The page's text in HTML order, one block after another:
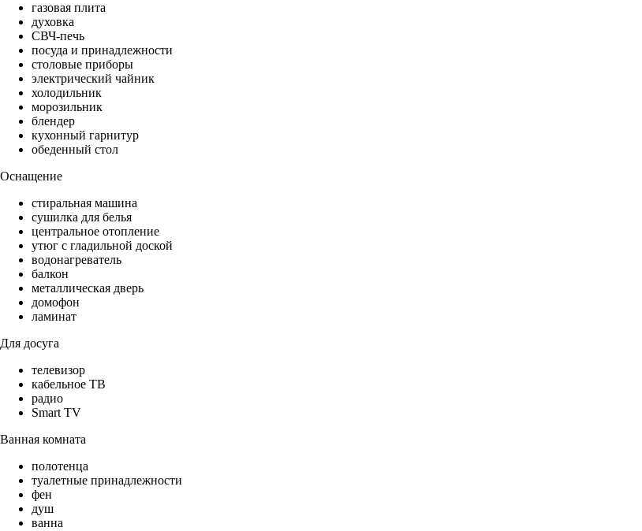
газовая плита
духовка
СВЧ-печь
посуда и принадлежности
столовые приборы
электрический чайник
холодильник
морозильник
блендер
кухонный гарнитур
обеденный стол
Оснащение
стиральная машина
сушилка для белья
центральное отопление
утюг с гладильной доской
водонагреватель
балкон
металлическая дверь
домофон
ламинат
Для досуга
телевизор
кабельное ТВ
радио
Smart TV
Ванная комната
полотенца
туалетные принадлежности
фен
душ
ванна